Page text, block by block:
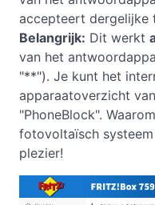
accepteert dergelijke
Belangrijk: Dit werkt
van het
"**"). Je kunt het
apparaatoverzicht
"PhoneBlock".
fotovoltaïsch
plezier!